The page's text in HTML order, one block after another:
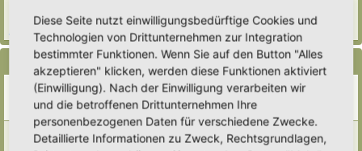
Verfasst inEingetragener Hortus - Mein Hortus und ich!
Antworten:
Themen
Bestellung Druckvorlage UN-Dekaden-Schild
Letzter Beitrag von Polarwelt«
Sa 27. Apr 2024, 17:27
Antworten: 2
Beantragung Auszeichnung Igelfreundlicher Garten
Letzter Beitrag von Polarwelt «Fr 16. Feb 2024, 11:17
Diese Seite nutzt einwilligungsbedürftige Cookies und
Technologien von Drittunternehmen zur Integration
bestimmter Funktionen. Wenn Sie auf den Button "Alles
akzeptieren" klicken, werden diese Funktionen aktiviert
(Einwilligung). Nach der Einwilligung verarbeiten wir
und die betroffenen Drittunternehmen Ihre
personenbezogenen Daten für verschiedene Zwecke.
Detaillierte Informationen zu Zweck, Rechtsgrundlagen,